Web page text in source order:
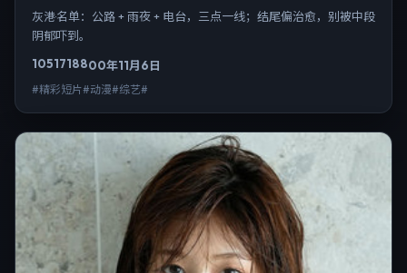
灰港·名单：公路 + 雨夜 + 电台，三点一线；结尾偏治愈，别被中段
阴郁吓到。
1051718800年11月6日
#精彩短片#动漫#综艺#